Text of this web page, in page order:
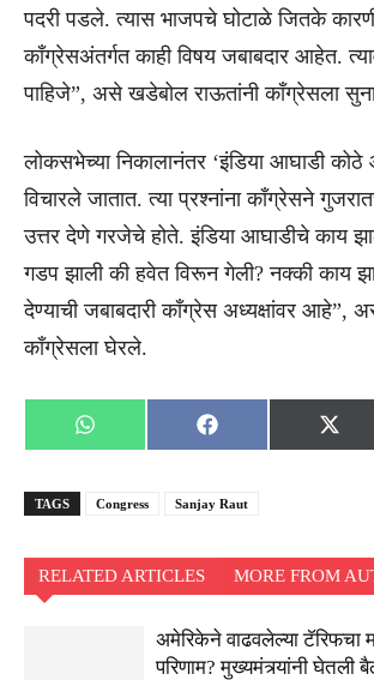
पदरी पडले. त्यास भाजपचे घोटाळे जितके
काँग्रेसअंतर्गत काही विषय जबाबदार आहेत.
पाहिजे”, असे खडेबोल राऊतांनी काँग्रेसला
लोकसभेच्या निकालानंतर ‘इंडिया आघाडी
विचारले जातात. त्या प्रश्नांना काँग्रेसने
उत्तर देणे गरजेचे होते. इंडिया आघाडीचे काय
गडप झाली की हवेत विरून गेली? नक्की काय
देण्याची जबाबदारी काँग्रेस अध्यक्षांवर आहे”,
काँग्रेसला घेरले.
Share
on
WhatsApp
Share
on
Facebook
Share
on
X
TAGS Congress Sanjay Raut
RELATED ARTICLES MORE FROM
अमेरिकेने वाढवलेल्या टॅरिफचा
परिणाम? मुख्यमंत्र्यांनी घेतली